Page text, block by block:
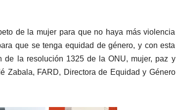
de la mujer para que no haya más violencia
que se tenga equidad de género, y con esta
de la resolución 1325 de la ONU, mujer, paz y
Zabala, FARD, Directora de Equidad y Género